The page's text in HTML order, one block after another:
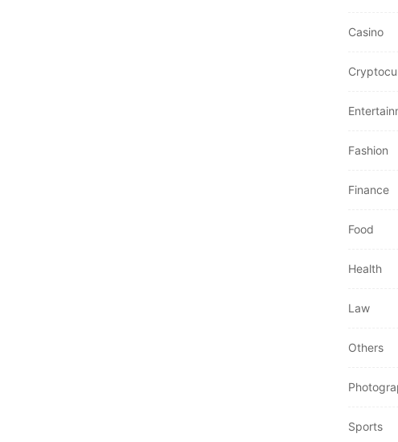
Casino
Fashion
Finance
Food
Health
Law
Others
Sports